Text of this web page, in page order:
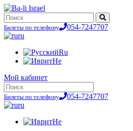
Билеты по телефону
054-7247707
ru
Ru
He
Мой кабинет
Билеты по телефону
054-7247707
ru
He